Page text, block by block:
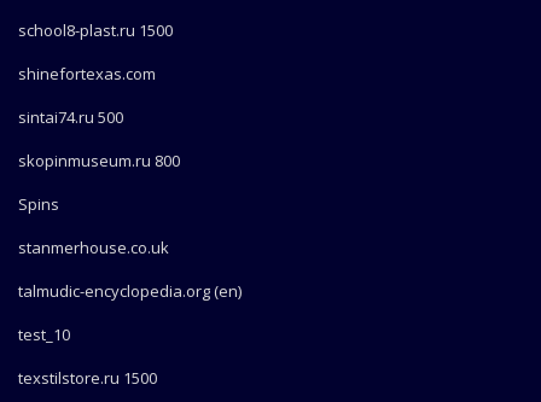
school8-plast.ru 1500
shinefortexas.com
sintai74.ru 500
skopinmuseum.ru 800
Spins
stanmerhouse.co.uk
talmudic-encyclopedia.org (en)
test_10
texstilstore.ru 1500